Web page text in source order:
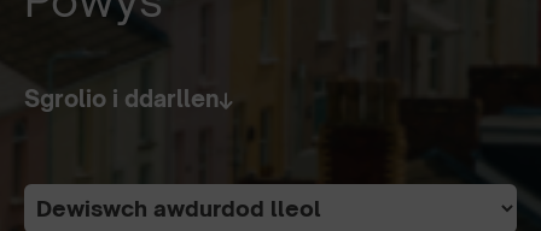
Sgrolio i ddarllen